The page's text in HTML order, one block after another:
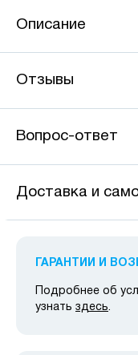
Описание
Отзывы
Вопрос-ответ
Доставка и
ГАРАНТИИ И
Подробнее об
узнать здесь.